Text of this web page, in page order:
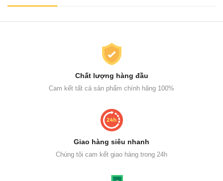
Chất lượng hàng đầu
Cam kết tất cả sản phẩm chính hãng 100%
Giao hàng siêu nhanh
Chúng tôi cam kết giao hàng trong 24h